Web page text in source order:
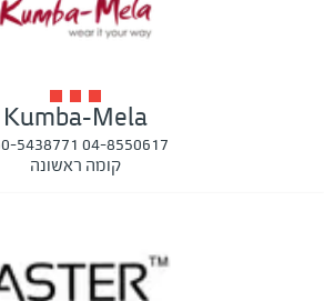
Kumba-Mela
04-8550617 050-5438771
קומה ראשונה